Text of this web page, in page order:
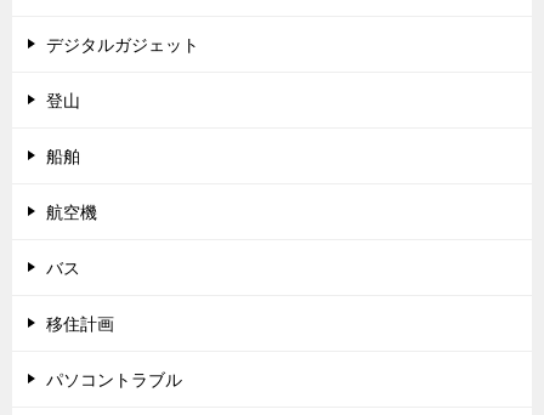
デジタルガジェット
登山
船舶
航空機
バス
移住計画
パソコントラブル